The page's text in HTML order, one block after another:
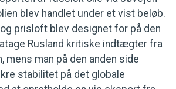
blev handlet under et vist beløb.
prisloft blev designet for på den
Rusland kritiske indtægter fra
mens man på den anden side
stabilitet på det globale